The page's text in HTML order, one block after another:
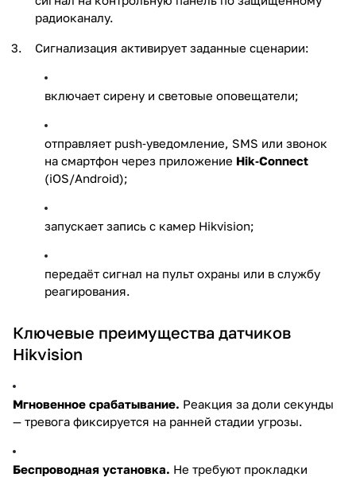
радиоканалу.
Сигнализация активирует заданные сценарии:
включает сирену и световые оповещатели;
отправляет push‑уведомление, SMS или звонок
на смартфон через приложение Hik‑Connect
(iOS/Android);
запускает запись с камер Hikvision;
передаёт сигнал на пульт охраны или в службу
реагирования.
Ключевые преимущества датчиков
Hikvision
Мгновенное срабатывание. Реакция за доли секунды
— тревога фиксируется на ранней стадии угрозы.
Беспроводная установка. Не требуют прокладки